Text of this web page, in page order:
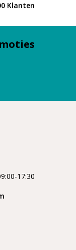
Klanten
17:30